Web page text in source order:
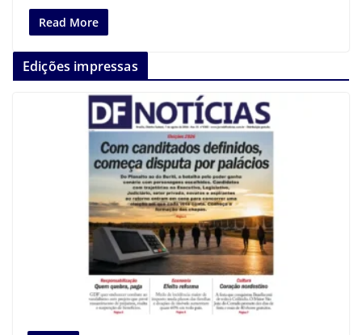
Read More
Edições impressas